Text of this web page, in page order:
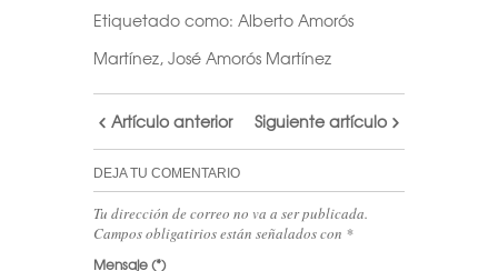
Etiquetado como: Alberto Amorós
Martínez, José Amorós Martínez
Artículo anterior Siguiente artículo
DEJA TU COMENTARIO
Tu dirección de correo no va a ser publicada.
Campos obligatirios están señalados con *
Mensaje(*)